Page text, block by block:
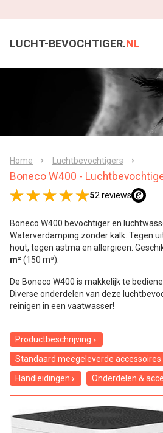
LUCHT-BEVOCHTIGER.NL
Home Luchtbevochtigers
Boneco W400 -
52 reviews
Boneco W400 bevochtiger en
Waterverdamping zonder kalk. Tegen
hout, tegen astma en allergieën.
m²(150 m³).
De Boneco W400 is makkelijk te
Diverse onderdelen van deze
reinigen in een vaatwasser!
Productbeschrijving
Standaard meegeleverde accessoires
Handleidingen
Onderdelen &